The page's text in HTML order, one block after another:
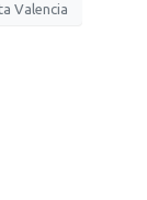
Valencia